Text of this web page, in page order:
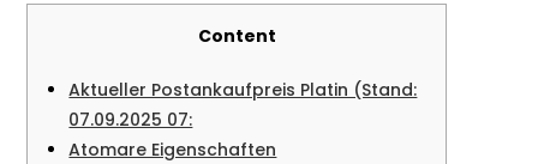
Content
Aktueller Postankaufpreis Platin (Stand:
07.09.2025 07:
Atomare Eigenschaften